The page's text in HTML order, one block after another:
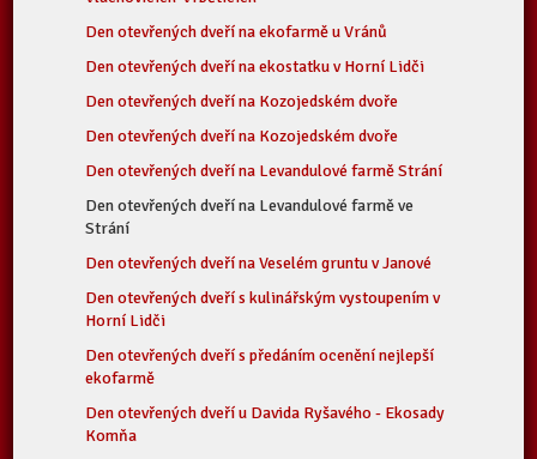
Den otevřených dveří na ekofarmě u Vránů
Den otevřených dveří na ekostatku v Horní Lidči
Den otevřených dveří na Kozojedském dvoře
Den otevřených dveří na Kozojedském dvoře
Den otevřených dveří na Levandulové farmě Strání
Den otevřených dveří na Levandulové farmě ve
Strání
Den otevřených dveří na Veselém gruntu v Janové
Den otevřených dveří s kulinářským vystoupením v
Horní Lidči
Den otevřených dveří s předáním ocenění nejlepší
ekofarmě
Den otevřených dveří u Davida Ryšavého - Ekosady
Komňa